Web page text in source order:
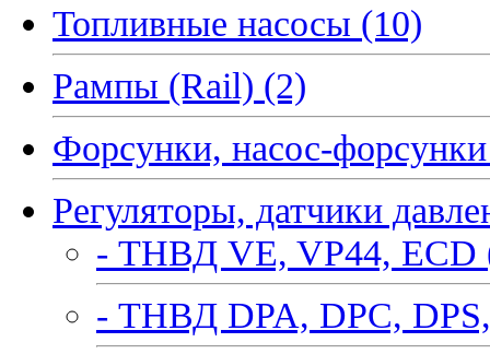
Топливные насосы (10)
Рампы (Rail) (2)
Форсунки, насос-
Регуляторы, датчики
- ТНВД VE, VP44, ECD
- ТНВД DPA, DPC,